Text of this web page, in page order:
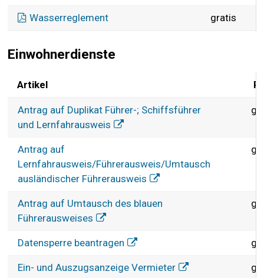
Wasserreglement gratis
Einwohnerdienste
Einwohnerdienste
Artikel
Antrag auf Duplikat Führer-; Schiffsführer
und Lernfahrausweis
Antrag auf
Lernfahrausweis/Führerausweis/Umtausch
ausländischer Führerausweis
Antrag auf Umtausch des blauen
Führerausweises
Datensperre beantragen
Ein- und Auszugsanzeige Vermieter